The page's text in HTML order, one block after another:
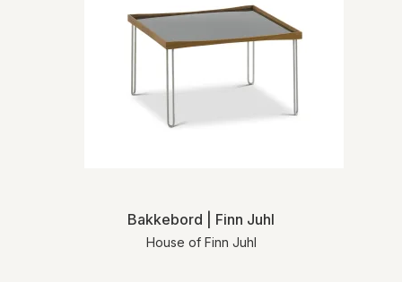
Bakkebord | Finn Juhl
House of Finn Juhl